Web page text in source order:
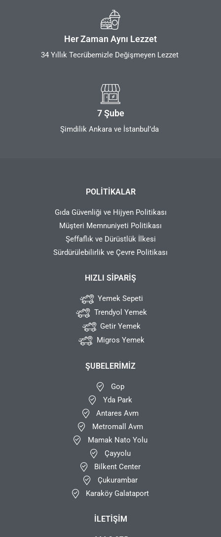
Her Zaman Aynı Lezzet
34 Yıllık Tecrübemizle Değişmeyen Lezzet
7 Şube
Şimdilik Ankara ve İstanbul’da
POLITIKALAR
Gıda Güvenliği ve Hijyen Politikası
Müşteri Memnuniyeti Politikası
Şeffaflık ve Dürüstlük İlkesi
Sürdürülebilirlik ve Çevre Politikası
HIZLI SIPARIŞ
Yemek Sepeti
Trendyol Yemek
Getir Yemek
Migros Yemek
ŞUBELERIMIZ
Gop
Yda Park
Antares Avm
Metromall Avm
Mamak Nato Yolu
Çayyolu
Bilkent Center
Çukurambar
Karaköy Galataport
İLETIŞIM